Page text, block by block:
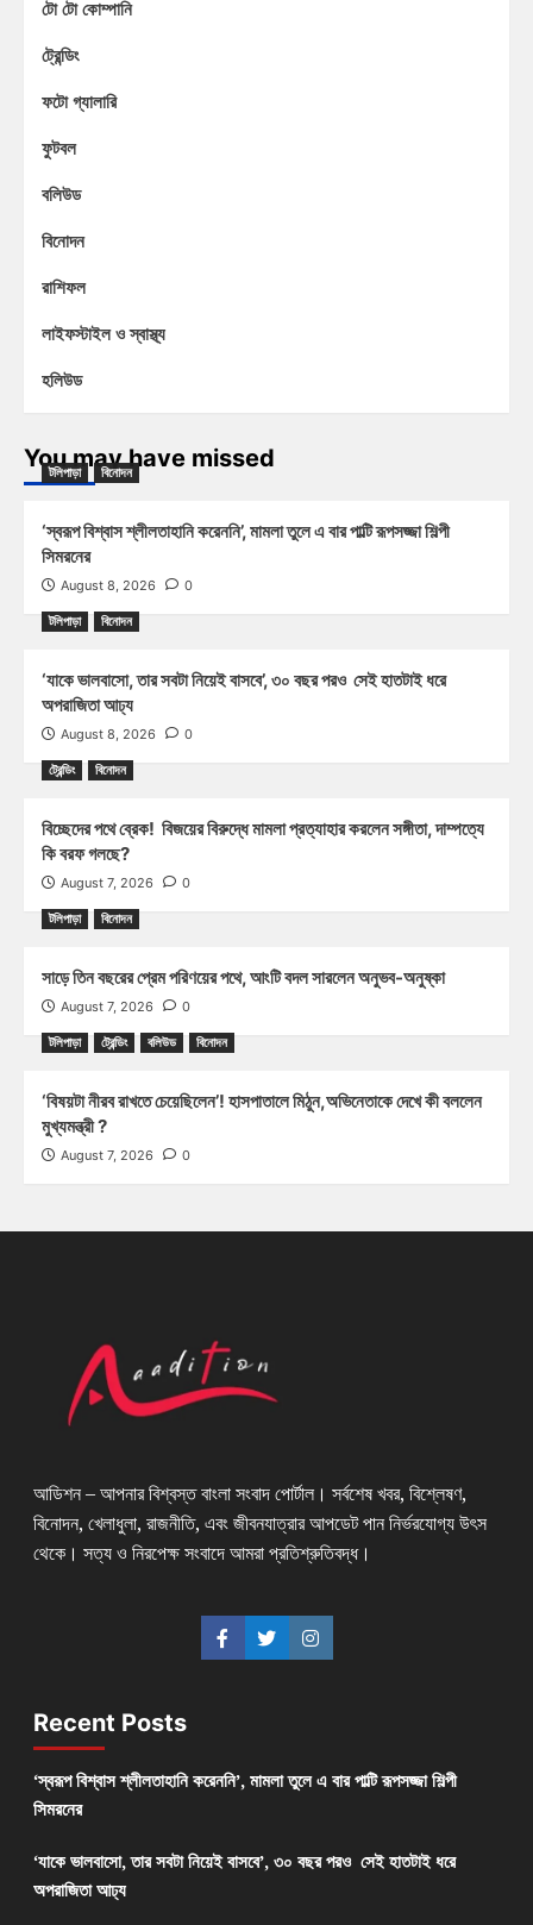
টো টো কোম্পানি
ট্রেন্ডিং
ফটো গ্যালারি
ফুটবল
বলিউড
বিনোদন
রাশিফল
লাইফস্টাইল ও স্বাস্থ্য
হলিউড
You may have missed
টলিপাড়া বিনোদন
‘স্বরূপ বিশ্বাস শ্লীলতাহানি করেননি’, মামলা তুলে এ বার পাল্টি রূপসজ্জা শিল্পী
সিমরনের
August 8, 2026 0
টলিপাড়া বিনোদন
‘যাকে ভালবাসো, তার সবটা নিয়েই বাসবে’, ৩০ বছর পরও সেই হাতটাই ধরে
অপরাজিতা আঢ্য
August 8, 2026 0
ট্রেন্ডিং বিনোদন
বিচ্ছেদের পথে ব্রেক! বিজয়ের বিরুদ্ধে মামলা প্রত্যাহার করলেন সঙ্গীতা, দাম্পত্যে
কি বরফ গলছে?
August 7, 2026 0
টলিপাড়া বিনোদন
সাড়ে তিন বছরের প্রেম পরিণয়ের পথে, আংটি বদল সারলেন অনুভব-অনুষ্কা
August 7, 2026 0
টলিপাড়া ট্রেন্ডিং বলিউড বিনোদন
‘বিষয়টা নীরব রাখতে চেয়েছিলেন’! হাসপাতালে মিঠুন,অভিনেতাকে দেখে কী বললেন
মুখ্যমন্ত্রী ?
August 7, 2026 0
আডিশন – আপনার বিশ্বস্ত বাংলা সংবাদ পোর্টাল। সর্বশেষ খবর, বিশ্লেষণ,
বিনোদন, খেলাধুলা, রাজনীতি, এবং জীবনযাত্রার আপডেট পান নির্ভরযোগ্য উৎস
থেকে। সত্য ও নিরপেক্ষ সংবাদে আমরা প্রতিশ্রুতিবদ্ধ।
Recent Posts
‘স্বরূপ বিশ্বাস শ্লীলতাহানি করেননি’, মামলা তুলে এ বার পাল্টি রূপসজ্জা শিল্পী
সিমরনের
‘যাকে ভালবাসো, তার সবটা নিয়েই বাসবে’, ৩০ বছর পরও সেই হাতটাই ধরে
অপরাজিতা আঢ্য